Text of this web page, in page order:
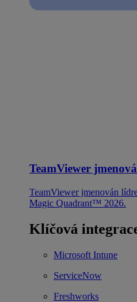
TeamViewer
TeamViewer jmenován
Magic Quadrant™ 2026.
Klíčová
Microsoft Intune
ServiceNow
Freshworks